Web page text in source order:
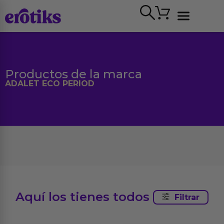
al
contenido
Carrito
Productos de la marca
ADALET ECO PERIOD
Aquí los tienes todos Filtrar